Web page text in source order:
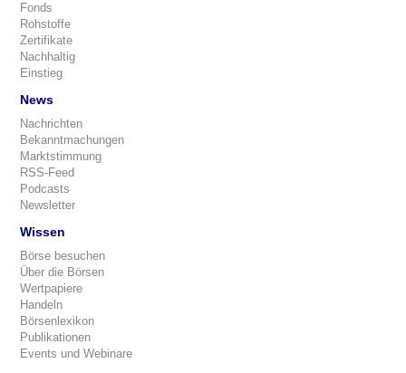
Fonds
Rohstoffe
Zertifikate
Nachhaltig
Einstieg
News
Nachrichten
Bekanntmachungen
Marktstimmung
RSS-Feed
Podcasts
Newsletter
Wissen
Börse besuchen
Über die Börsen
Wertpapiere
Handeln
Börsenlexikon
Publikationen
Events und Webinare